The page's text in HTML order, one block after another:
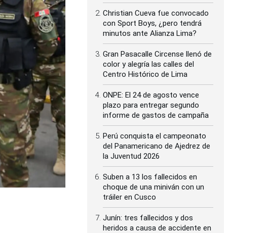
Christian Cueva fue convocado
con Sport Boys, ¿pero tendrá
minutos ante Alianza Lima?
Gran Pasacalle Circense llenó de
color y alegría las calles del
Centro Histórico de Lima
ONPE: El 24 de agosto vence
plazo para entregar segundo
informe de gastos de campaña
Perú conquista el campeonato
del Panamericano de Ajedrez de
la Juventud 2026
Suben a 13 los fallecidos en
choque de una miniván con un
tráiler en Cusco
Junín: tres fallecidos y dos
heridos a causa de accidente en